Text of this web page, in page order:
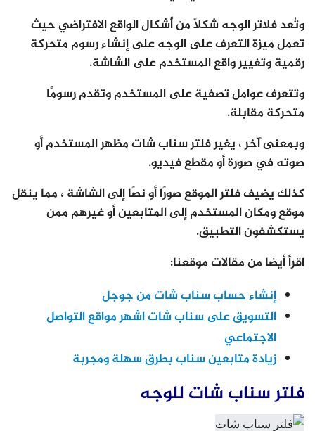
وتُعد فلاتر الوجه شكلاً من أشكال الواقع الافتراضي حيث
تعمل ميزة التعرف على الوجه على إنشاء رسوم متحركة
رقمية وتغيير واقع المستخدم على الشاشة.
وتتعرف عوامل تصفية على المستخدم وتقدم رسومًا
متحركة مقابلة.
وبمعنى آخر ، يغير فلتر سناب شات مظهر المستخدم أو
صوته في صورة أو مقطع فيديو.
كذلك يضيف فلتر الموقع صورًا أو نصًا إلى الشاشة ، مما ينقل
موقع ومكان المستخدم إلى المتابعين أو غيرهم ممن
يستكشفون التطبيق.
اقرأ أيضا من مقالات موقعنا:
إنشاء حساب سناب شات من جوجل
التسويق على سناب شات اشهر مواقع التواصل
الاجتماعي
زيادة متابعين سناب بطرق سهلة ومجربة
فلتر سناب شات للوجه